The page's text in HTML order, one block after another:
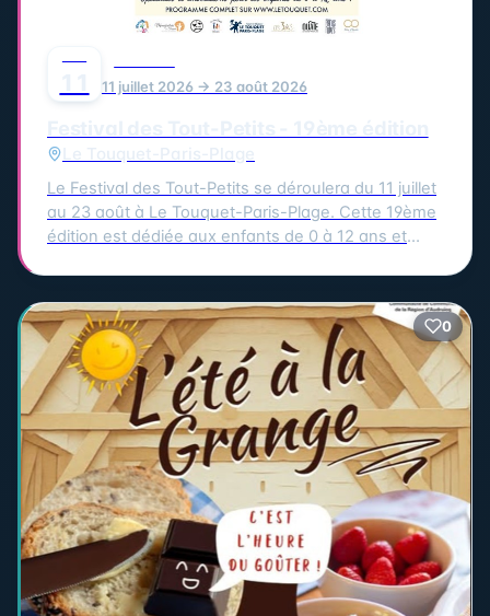
11 juillet 2026 → 23 août 2026
Le Touquet-Paris-Plage
Le Festival des Tout-Petits se déroulera du 11 juillet
au 23 août à Le Touquet-Paris-Plage. Cette 19ème
édition est dédiée aux enfants de 0 à 12 ans et
vous majeurs auront lieu chaque mercredi et
samedi, avec des spectacles et animations comme
le théâtre, le cirque, les marionnettes, la musique, la
danse, la magie, les ateliers parents-enfants et les
jeux de plein air. Parmi les temps forts de cette
édition, on retrouve les structures gonflables, les
jeux de plein air et les ateliers parents-enfants
chaque mercredi à la salle Suzanne Lenglen. Le
festival se clôturera avec un magnifique ballet
acrobatique et pyrotechnique de la Compagnie
Remue-Ménage, "Rêve", le dimanche 23 août au
Jardin d'Ypres. Le lancement du festival aura lieu le
samedi 11 juillet à 15h30 au Jardin d'Ypres avec
0